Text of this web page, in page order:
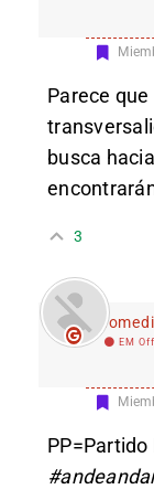
Parece
busca
3
EM Off